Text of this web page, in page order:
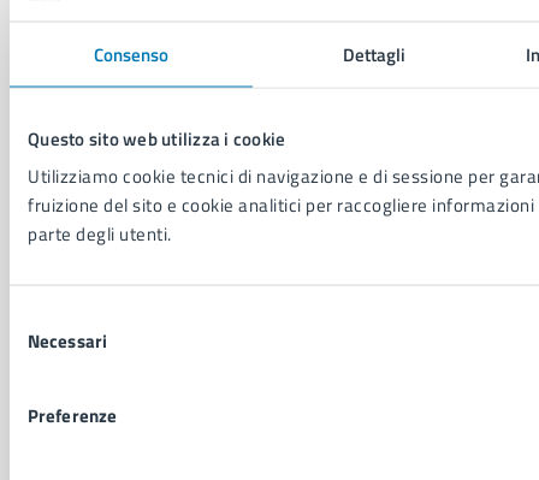
Consenso Dettagli
Questo sito web utilizza i cookie
Utilizziamo cookie tecnici di navigazione e di sessione per
fruizione del sito e cookie analitici per raccogliere
parte degli utenti.
delNecessari
Preferenze
Servizi Cimiteriali
Notizie
Avvisi
Comunicati
Luoghi